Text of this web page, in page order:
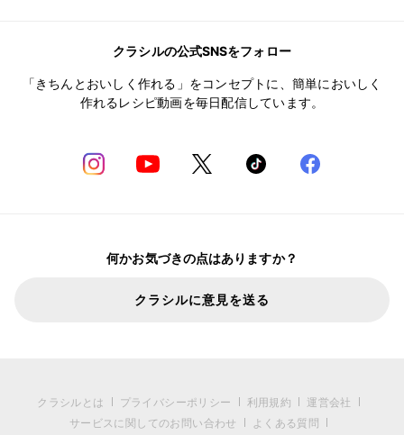
クラシルの公式SNSをフォロー
「きちんとおいしく作れる」をコンセプトに、簡単においしく
作れるレシピ動画を毎日配信しています。
何かお気づきの点はありますか？
クラシルに意見を送る
クラシルとは プライバシーポリシー 利用規約
運営会社
サービスに関してのお問い合わせ
よくある質問